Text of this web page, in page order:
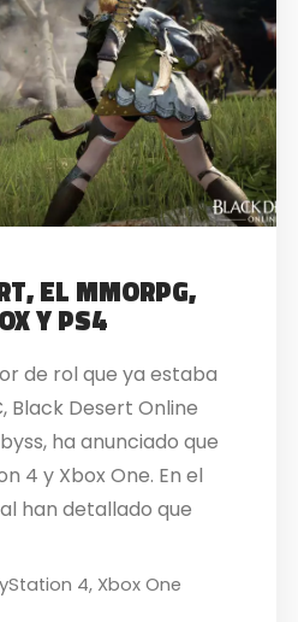
EL MMORPG,
Y PS4
de rol que ya estaba
Black Desert Online
ha anunciado que
4 y Xbox One. En el
han detallado que
contenido que su
pero no se
4, Xbox One